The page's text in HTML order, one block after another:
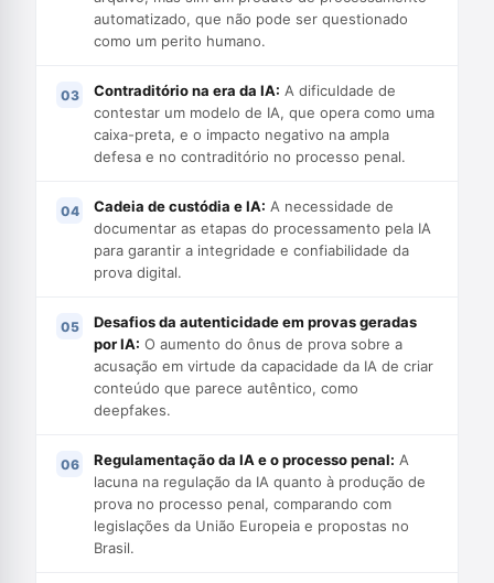
automatizado, que não pode ser questionado
como um perito humano.
Contraditório na era da IA: A dificuldade de
contestar um modelo de IA, que opera como uma
caixa-preta, e o impacto negativo na ampla
defesa e no contraditório no processo penal.
Cadeia de custódia e IA: A necessidade de
documentar as etapas do processamento pela IA
para garantir a integridade e confiabilidade da
prova digital.
Desafios da autenticidade em provas geradas
por IA: O aumento do ônus de prova sobre a
acusação em virtude da capacidade da IA de criar
conteúdo que parece autêntico, como
deepfakes.
Regulamentação da IA e o processo penal: A
lacuna na regulação da IA quanto à produção de
prova no processo penal, comparando com
legislações da União Europeia e propostas no
Brasil.